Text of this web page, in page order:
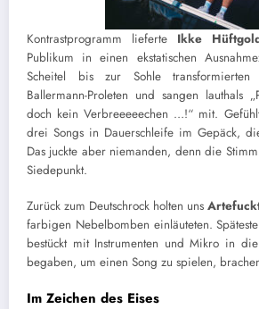
Kontrastprogramm lieferte Ikke
Publikum in einen ekstatischen
Scheitel bis zur Sohle
Ballermann-Proleten und sangen lauthals
doch kein Verbreeeeechen …!“ mit.
drei Songs in Dauerschleife im Gepäck,
Das juckte aber niemanden, denn die
Siedepunkt.
Zurück zum Deutschrock holten uns
farbigen Nebelbomben einläuteten.
bestückt mit Instrumenten und Mikro in
begaben, um einen Song zu spielen,
Im Zeichen des Eises